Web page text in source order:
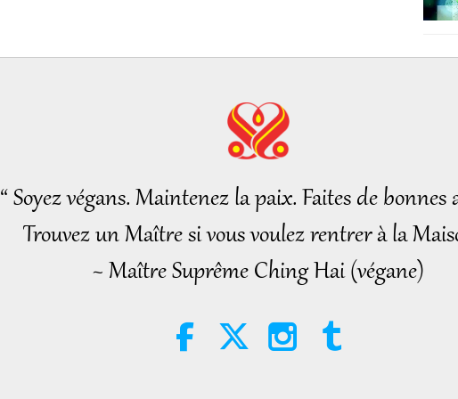
“ Soyez végans. Maintenez la paix. Faites de bonnes
Trouvez un Maître si vous voulez rentrer à la
~ Maître Suprême Ching Hai (végane)